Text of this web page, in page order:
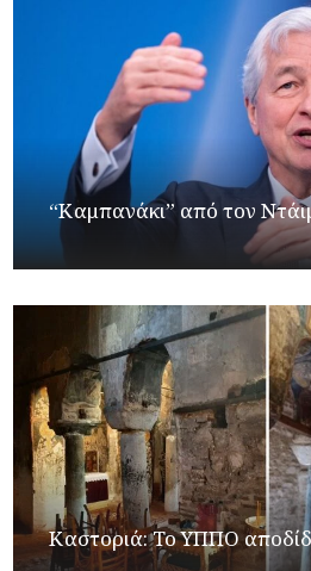
“Καμπανάκι” από τον
Καστοριά: Το ΥΠΠΟ